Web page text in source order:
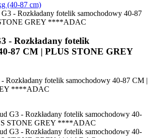
(40-87 cm)
- Rozkładany fotelik samochodowy 40-87
GREY ****ADAC
- Rozkładany fotelik
87 CM | PLUS STONE GREY